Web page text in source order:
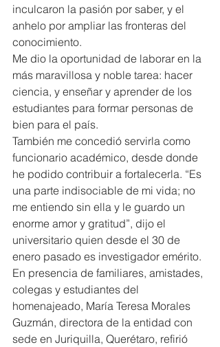
inculcaron la pasión por saber, y el
anhelo por ampliar las fronteras del
conocimiento.
Me dio la oportunidad de laborar en la
más maravillosa y noble tarea: hacer
ciencia, y enseñar y aprender de los
estudiantes para formar personas de
bien para el país.
También me concedió servirla como
funcionario académico, desde donde
he podido contribuir a fortalecerla. “Es
una parte indisociable de mi vida; no
me entiendo sin ella y le guardo un
enorme amor y gratitud”, dijo el
universitario quien desde el 30 de
enero pasado es investigador emérito.
En presencia de familiares, amistades,
colegas y estudiantes del
homenajeado, María Teresa Morales
Guzmán, directora de la entidad con
sede en Juriquilla, Querétaro, refirió